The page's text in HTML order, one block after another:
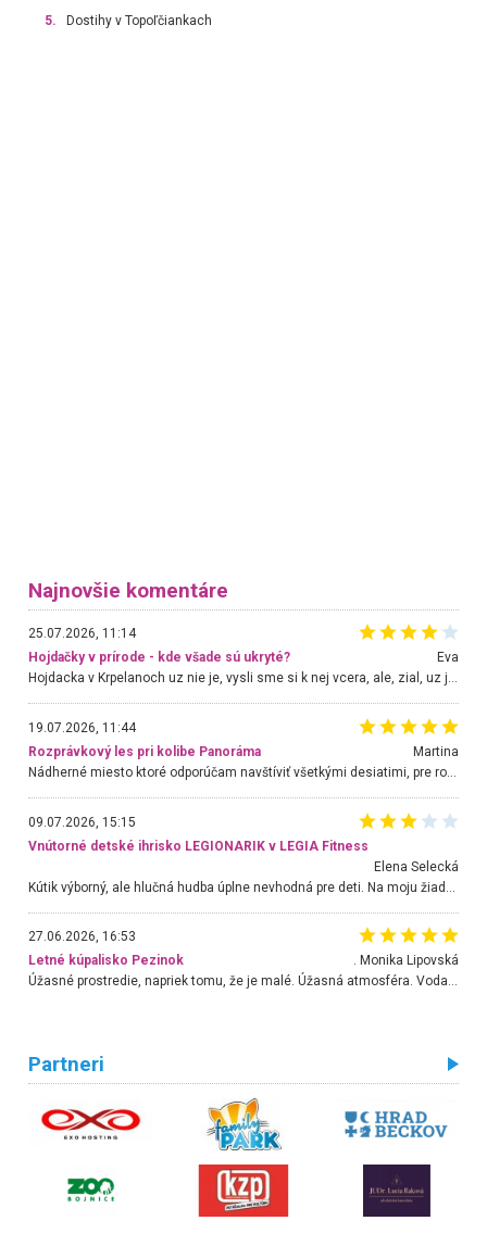
5. Dostihy v Topoľčiankach
Najnovšie komentáre
25.07.2026, 11:14
Hojdačky v prírode - kde všade sú ukryté?
Eva
Hojdacka v Krpelanoch uz nie je, vysli sme si k nej vcera, ale, zial, uz je znicena. Ak sem planujete cestu len kvoli hojdacke, mozete si ju usetrit. Krasny vyhlad je tu vsak aj bez hojdacky :-)
19.07.2026, 11:44
Rozprávkový les pri kolibe Panoráma
Martina
Nádherné miesto ktoré odporúčam navštíviť všetkými desiatimi, pre rodiny s deťmi, dôchodcom... Proste a jednoducho ozaj rozprávkový les.. určite ešte prídeme. Odniesli sme si na pamiatku krásne tričká,
09.07.2026, 15:15
Vnútorné detské ihrisko LEGIONARIK v LEGIA Fitness
Elena Selecká
27.06.2026, 16:53
Letné kúpalisko Pezinok
. Monika Lipovská
Úžasné prostredie, napriek tomu, že je malé. Úžasná atmosféra. Voda fantastická a nádherná. Ľudí je pomerne veľa, ale su mili a ohľaduplní. Je veľmi zaujímavé sledovať, ako dokážu spolu športovať cudzí ľudia a bez ohľadu na vek. Vládne tu pohoda. Vnuka neviem dostať z vody. Ďakujem za krásny deň . Urcite sa sem vrátim. Jediný problém je s parkovaním, ale aj ten sa mi podarilo vyriešiť. Monika Bratislava
Partneri